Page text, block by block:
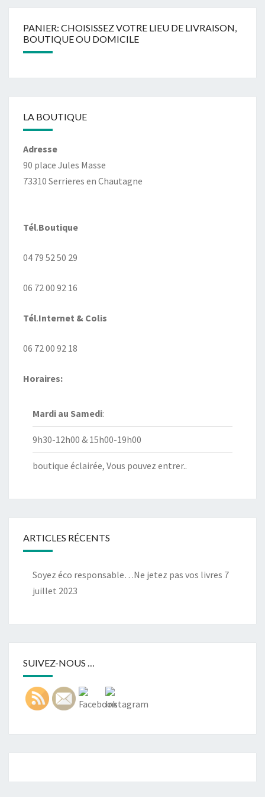
PANIER: CHOISISSEZ VOTRE LIEU DE LIVRAISON,
BOUTIQUE OU DOMICILE
LA BOUTIQUE
Adresse
90 place Jules Masse
73310 Serrieres en Chautagne
Tél.Boutique
04 79 52 50 29
06 72 00 92 16
Tél.Internet & Colis
06 72 00 92 18
Horaires:
Mardi au Samedi:
9h30-12h00 & 15h00-19h00
boutique éclairée, Vous pouvez entrer..
ARTICLES RÉCENTS
Soyez éco responsable…Ne jetez pas vos livres 7
juillet 2023
SUIVEZ-NOUS …